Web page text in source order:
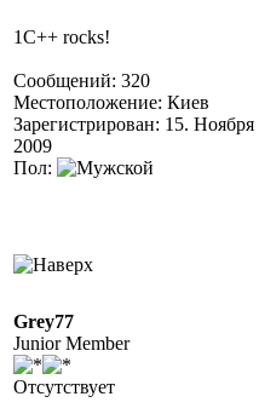
1C++ rocks!
Сообщений: 320
Местоположение: Киев
Зарегистрирован: 15. Ноября
2009
Пол:
Grey77
Junior Member
Отсутствует